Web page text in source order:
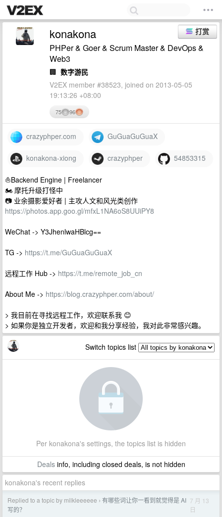
打赏
konakona
PHPer & Goer & Scrum Master & DevOps &
Web3
🏢 数字游民
V2EX member #38523, joined on 2013-05-05
19:13:26 +08:00
75 96
crazyphper.com GuGuaGuGuaX
konakona-xiong crazyphper 54853315
⛵️Backend Engine | Freelancer
🏍 摩托升级打怪中
📷 业余摄影爱好者 | 主攻人文和风光类创作
https://photos.app.goo.gl/mfxL1NA6oS8UUiPY8
WeChat -> Y3JhenlwaHBlcg==
TG -> https://t.me/GuGuaGuGuaX
远程工作 Hub -> https://t.me/remote_job_cn
About Me -> https://blog.crazyphper.com/about/
> 我目前在寻找远程工作，欢迎联系我 😊
> 如果你是独立开发者，欢迎和我分享经验，我对此非常感兴趣。
Switch topics list
Per konakona's settings, the topics list is hidden
Dealsinfo, including closed deals, is not hidden
konakona's recent replies
Replied to a topic by milkleeeeee › 有哪些词让你一看到就觉得是 AI
写的？
7 月 13
日